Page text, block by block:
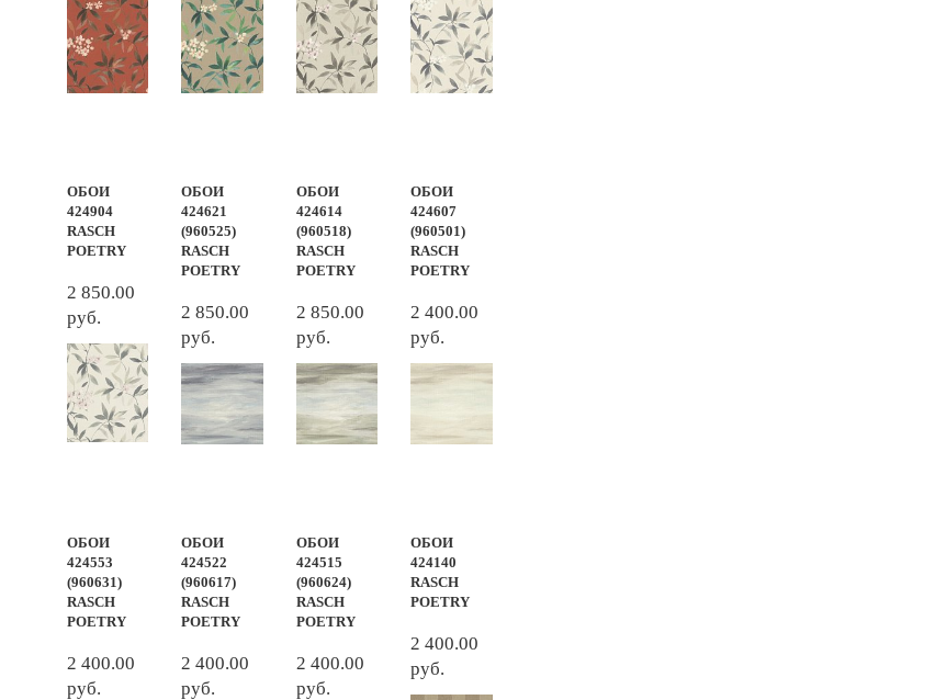
ОБОИ
424904
RASCH
POETRY
2 850.00
руб.
ОБОИ
424621
(960525)
RASCH
POETRY
2 850.00
руб.
ОБОИ
424614
(960518)
RASCH
POETRY
2 850.00
руб.
ОБОИ
424607
(960501)
RASCH
POETRY
2 400.00
руб.
ОБОИ
424553
(960631)
RASCH
POETRY
2 400.00
руб.
ОБОИ
424522
(960617)
RASCH
POETRY
2 400.00
руб.
ОБОИ
424515
(960624)
RASCH
POETRY
2 400.00
руб.
ОБОИ
424140
RASCH
POETRY
2 400.00
руб.